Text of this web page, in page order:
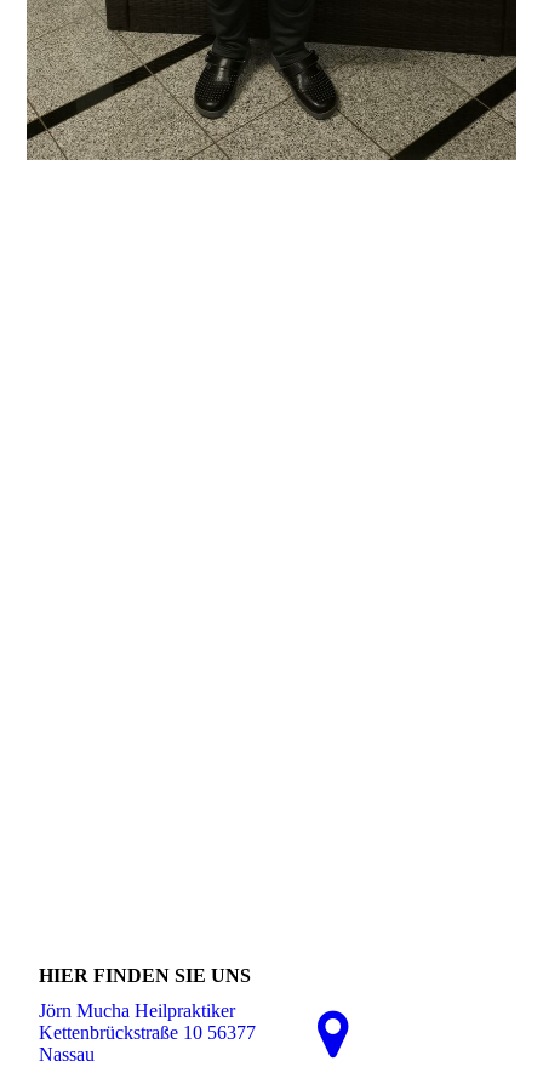
HIER FINDEN SIE UNS
Jörn Mucha Heilpraktiker
Kettenbrückstraße 10 56377
Nassau